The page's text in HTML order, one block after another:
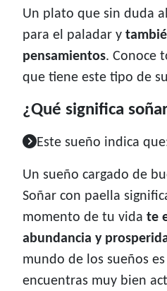
Un plato que sin duda
para el paladar y
pensamientos. Conoce
que tiene este tipo de
¿Qué significa
Este sueño indica
Un sueño cargado de
Soñar con paella
momento de tu vida te
abundancia y
mundo de los sueños
encuentras muy bien